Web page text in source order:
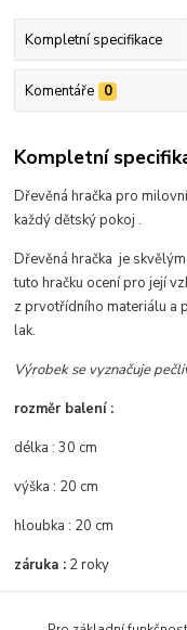
Kompletní specifikace
Komentáře 0
Kompletní
Dřevěná hračka pro
každý dětský pokoj .
Dřevěná hračka je
tuto hračku ocení pro její
z prvotřídního materiálu a
lak.
Výrobek se vyznačuje
rozměr balení :
délka : 30 cm
výška : 20 cm
hloubka : 20 cm
záruka : 2 roky